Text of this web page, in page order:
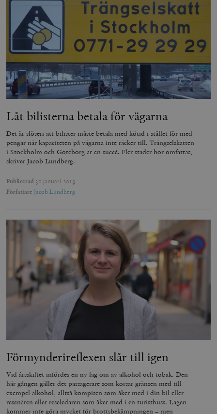
Låt bilisterna betala för vägarna
Det är slöseri att bilister måste betala med kötid i stället för med
pengar när kapaciteten på vägarna inte räcker till. Trängselskatten
i Stockholm och Göteborg är en succé. Fler städer bör omfattas,
skriver Jacob Lundberg.
Publicerad 30 januari 2019
Författare Jacob Lundberg
Förmynderireflexen slår till igen
Vid årsskiftet infördes en ny lag om av alkohol och tobak. Den
här gången gäller det passagerare som korsar gränsen med till
exempel alkohol, alltså kompisen som åker med i din bil eller
resenären eller reseledaren som åker med i en turistbuss. Lagen
kommer inte göra mycket för brottsbekämpningen – men